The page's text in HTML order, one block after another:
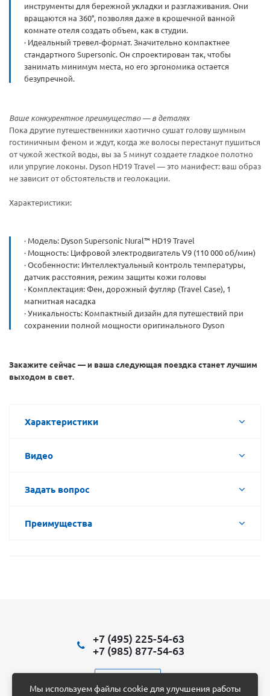
инструменты для бережной укладки и разглаживания. Они
вращаются на 360°, позволяя даже в крошечной ванной
комнате отеля создать объем, как в студии.
· Идеальный тревел-формат. Значительно компактнее
стандартного Supersonic. Он спроектирован так, чтобы
занимать минимум места, но его эргономика остается
безупречной.
Ваше конкурентное преимущество — в деталях
Пока другие путешественники хаотично сушат голову шумным
гостиничным феном и ждут, когда же волосы перестанут пушиться
от чужой жесткой воды, вы за 5 минут создаете гладкое полотно
или упругие локоны. Dyson HD19 Travel — это манифест: ваш образ
не зависит от обстоятельств и геолокации.
Характеристики:
· Модель: Dyson Supersonic Nural™ HD19 Travel
· Мощность: Цифровой электродвигатель V9 (110 000 об/мин)
· Особенности: Интеллектуальный контроль температуры,
датчик расстояния, режим защиты кожи головы
· Комплектация: Фен, дорожный футляр (Travel Case), 1
магнитная насадка
· Уникальность: Компактный дизайн для путешествий при
сохранении полной мощности оригинального Dyson
Закажите сейчас — и ваша следующая поездка станет лучшим
выходом в свет.
Характеристики
Видео
Задать вопрос
Преимущества
+7 (495) 225-54-63
+7 (985) 877-54-63
Мы используем файлы cookie для улучшения работы